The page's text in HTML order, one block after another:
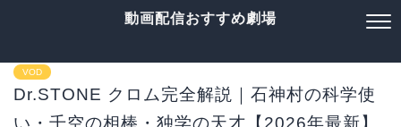
動画配信おすすめ劇場
VOD
Dr.STONE クロム完全解説｜石神村の科学使
い・千空の相棒・独学の天才【2026年最新】